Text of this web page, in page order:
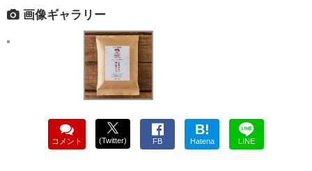
画像ギャラリー
コメント (Twitter) FB
B!
Hatena LINE